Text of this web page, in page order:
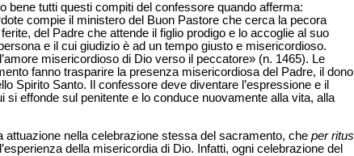
bene tutti questi compiti del confessore quando afferma:
compie il ministero del Buon Pastore che cerca la pecora
del Padre che attende il figlio prodigo e lo accoglie al suo
e il cui giudizio è ad un tempo giusto e misericordioso.
misericordioso di Dio verso il peccatore» (n. 1465). Le
fanno trasparire la presenza misericordiosa del Padre, il dono
Spirito Santo. Il confessore deve diventare l’espressione e il
effonde sul penitente e lo conduce nuovamente alla vita, alla
nella celebrazione stessa del sacramento, che per ritus
della misericordia di Dio. Infatti, ogni celebrazione del